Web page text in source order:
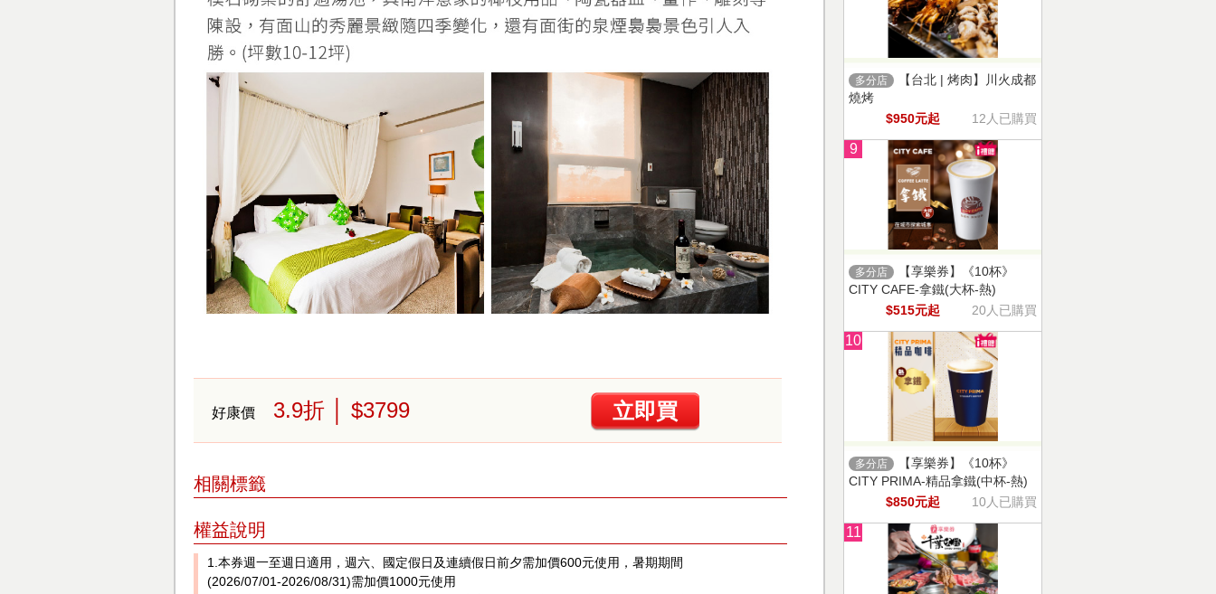
好康價 3.9折 │ $3799 立即買
相關標籤
權益說明
1.本券週一至週日適用，週六、國定假日及連續假日前夕需加價600元使用，暑期期間
(2026/07/01-2026/08/31)需加價1000元使用
多分店
【台北 | 烤肉】川火成都
燒烤
$950元起
12人已購買
9
多分店
【享樂券】《10杯》
CITY CAFE-拿鐵(大杯-熱)
$515元起
20人已購買
10
多分店
【享樂券】《10杯》
CITY PRIMA-精品拿鐵(中杯-熱)
$850元起
10人已購買
11